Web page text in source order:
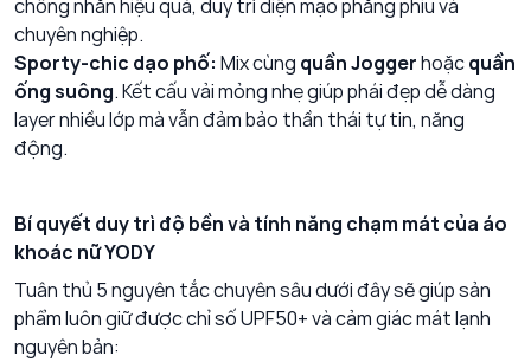
chống nhăn hiệu quả, duy trì diện mạo phẳng phiu và
chuyên nghiệp.
Sporty-chic dạo phố: Mix cùng quần Joggerhoặcquần
ống suông. Kết cấu vải mỏng nhẹ giúp phái đẹp dễ dàng
layer nhiều lớp mà vẫn đảm bảo thần thái tự tin, năng
động.
Bí quyết duy trì độ bền và tính năng chạm mát của áo
khoác nữ YODY
Tuân thủ 5 nguyên tắc chuyên sâu dưới đây sẽ giúp sản
phẩm luôn giữ được chỉ số UPF50+ và cảm giác mát lạnh
nguyên bản: